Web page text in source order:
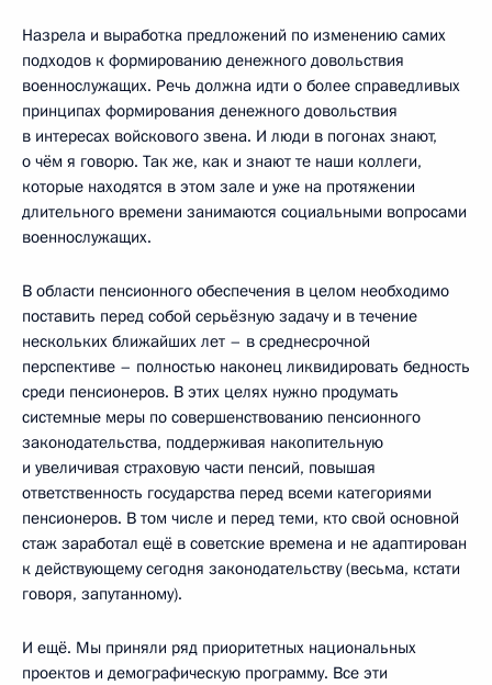
Назрела и выработка предложений по изменению самих
подходов к формированию денежного довольствия
военнослужащих. Речь должна идти о более справедливых
принципах формирования денежного довольствия
в интересах войскового звена. И люди в погонах знают,
о чём я говорю. Так же, как и знают те наши коллеги,
которые находятся в этом зале и уже на протяжении
длительного времени занимаются социальными вопросами
военнослужащих.
В области пенсионного обеспечения в целом необходимо
поставить перед собой серьёзную задачу и в течение
нескольких ближайших лет – в среднесрочной
перспективе – полностью наконец ликвидировать бедность
среди пенсионеров. В этих целях нужно продумать
системные меры по совершенствованию пенсионного
законодательства, поддерживая накопительную
и увеличивая страховую части пенсий, повышая
ответственность государства перед всеми категориями
пенсионеров. В том числе и перед теми, кто свой основной
стаж заработал ещё в советские времена и не адаптирован
к действующему сегодня законодательству (весьма, кстати
говоря, запутанному).
И ещё. Мы приняли ряд приоритетных национальных
проектов и демографическую программу. Все эти